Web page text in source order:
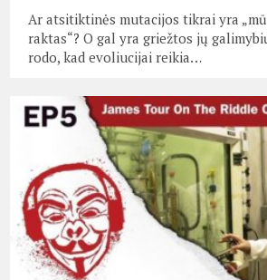
Ar atsitiktinės mutacijos tikrai yra
raktas“? O gal yra griežtos jų
rodo, kad evoliucijai reikia…